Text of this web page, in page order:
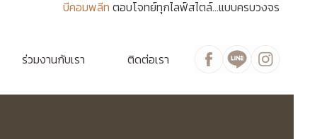
บีคอมพลีท ตอบโจทย์ทุกไลฟ์สไตล์...แบบครบวงจร
ร่วมงานกับเรา ติดต่อเรา